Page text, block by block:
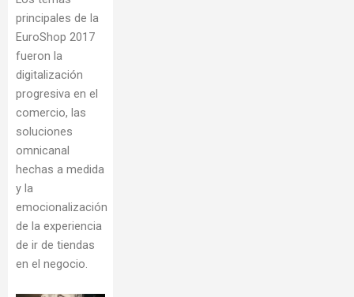
principales de la
EuroShop 2017
fueron la
digitalización
progresiva en el
comercio, las
soluciones
omnicanal
hechas a medida
y la
emocionalización
de la experiencia
de ir de tiendas
en el negocio.